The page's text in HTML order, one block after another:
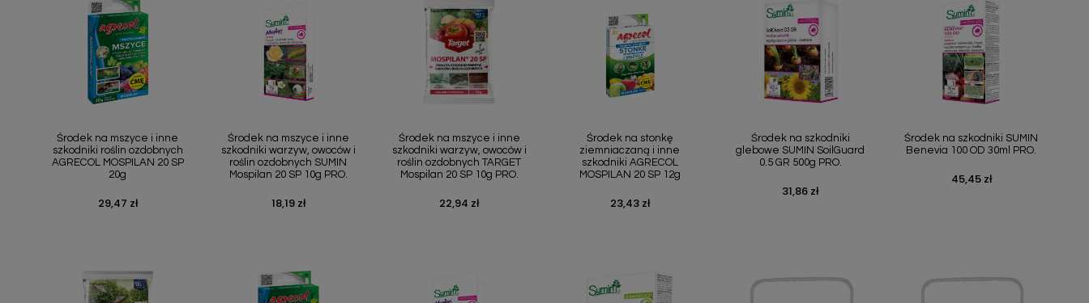
Podłoża
Pozostałe
Środki ochrony roślin
Środki ochrony roślin dla profesjonalistów
Zobacz wszystkie
Środek na mszyce i inne
szkodniki roślin ozdobnych
AGRECOL MOSPILAN 20 SP
20g
Cena
29,47 zł
Środek na mszyce i inne
szkodniki warzyw, owoców i
roślin ozdobnych SUMIN
Mospilan 20 SP 10g PRO.
Cena
18,19 zł
Środek na mszyce i inne
szkodniki warzyw, owoców i
roślin ozdobnych TARGET
Mospilan 20 SP 10g PRO.
Cena
22,94 zł
Środek na stonkę
ziemniaczaną i inne
szkodniki AGRECOL
MOSPILAN 20 SP 12g
Cena
23,43 zł
Środek na szkodniki
glebowe SUMIN SoilGuard
0.5 GR 500g PRO.
Cena
31,86 zł
Środek na szkodniki SUMIN
Benevia 100 OD 30ml PRO.
Cena
45,45 zł